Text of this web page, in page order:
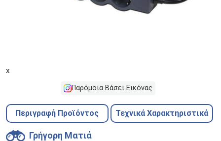
x
Παρόμοια Βάσει Εικόνας
Περιγραφή Προϊόντος Τεχνικά Χαρακτηριστικά
Γρήγορη Ματιά